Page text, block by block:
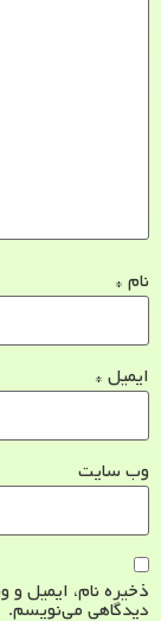
نام *
ایمیل *
وب‌ سایت
ذخیره نام، ایمیل
دیدگاهی می‌نویسم.